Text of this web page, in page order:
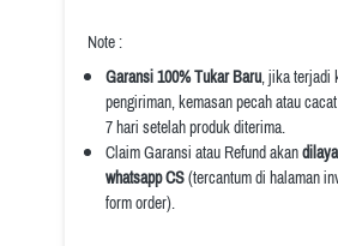
Note :
Garansi 100% Tukar Baru, jika terjadi
pengiriman, kemasan pecah atau
7 hari setelah produk diterima.
Claim Garansi atau Refund akan
whatsapp CS (tercantum di halaman
form order).